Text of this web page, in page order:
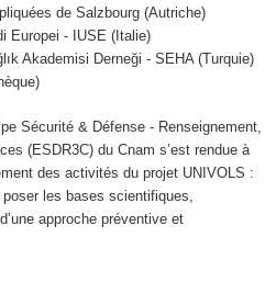
de Salzbourg (Autriche)
Europei - IUSE (Italie)
Akademisi Derneği - SEHA (Turquie)
Sécurité & Défense - Renseignement,
(ESDR3C) du Cnam s’est rendue à
des activités du projet UNIVOLS :
les bases scientifiques,
approche préventive et